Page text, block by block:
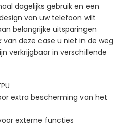
dagelijks gebruik en een
van uw telefoon wilt
belangrijke uitsparingen
deze case u niet in de weg
verkrijgbaar in verschillende
extra bescherming van het
externe functies